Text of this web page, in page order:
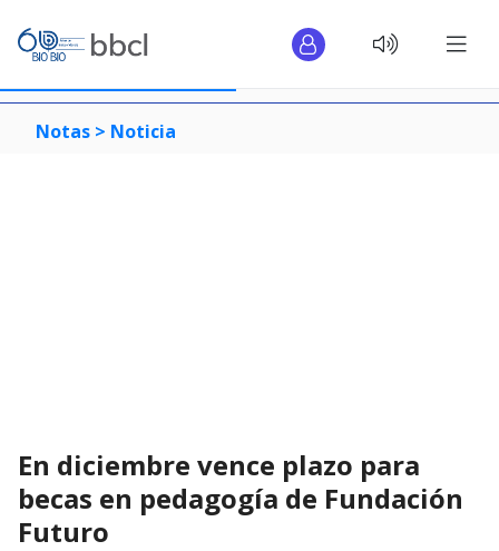
Notas > Noticia
En diciembre vence plazo para
becas en pedagogía de Fundación
Futuro